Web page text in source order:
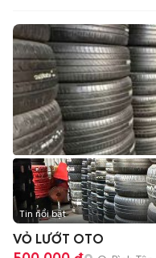
Tin nổi bật
VỎ LƯỚT OTO